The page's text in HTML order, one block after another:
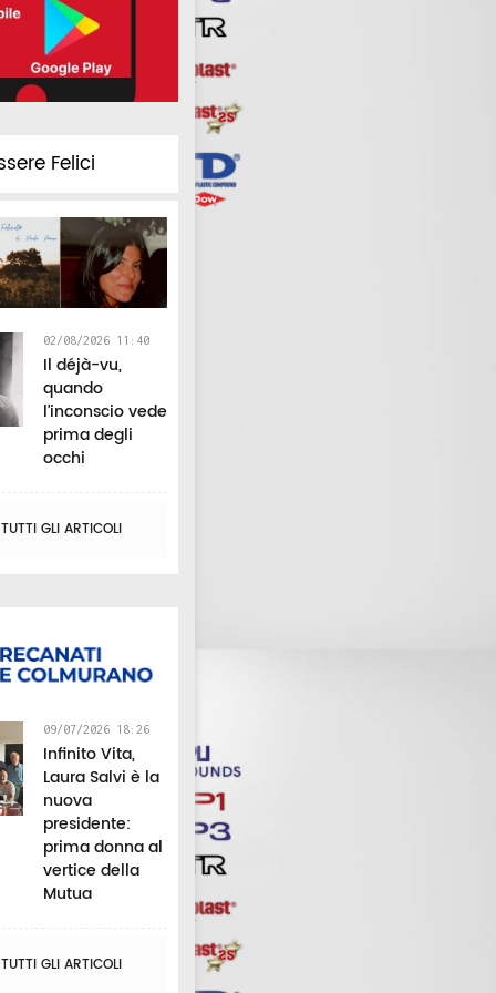
Volo a Gianni
Morandi, ecco il
cartellone
anche nelle Marche
Felici
02/08/2026 11:40
Il déjà-vu,
quando
l’inconscio vede
prima degli
occhi
GLI ARTICOLI
09/07/2026 18:26
Infinito Vita,
Laura Salvi è la
nuova
presidente:
prima donna al
vertice della
Mutua
GLI ARTICOLI